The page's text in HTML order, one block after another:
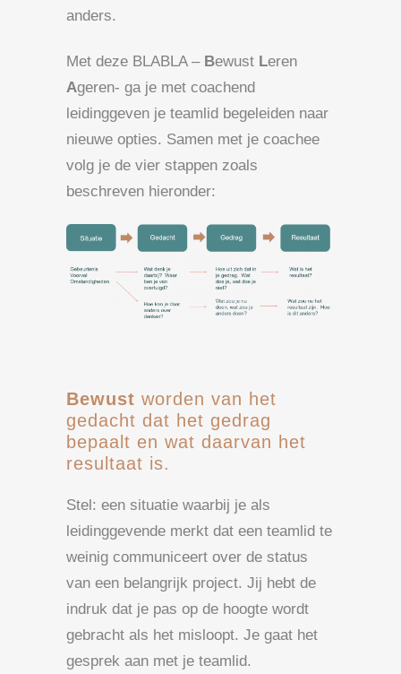
anders.
Met deze BLABLA – Bewust Leren
Ageren- ga je met coachend
leidinggeven je teamlid begeleiden naar
nieuwe opties. Samen met je coachee
volg je de vier stappen zoals
beschreven hieronder:
Bewust worden van het
gedacht dat het gedrag
bepaalt en wat daarvan het
resultaat is.
Stel: een situatie waarbij je als
leidinggevende merkt dat een teamlid te
weinig communiceert over de status
van een belangrijk project. Jij hebt de
indruk dat je pas op de hoogte wordt
gebracht als het misloopt. Je gaat het
gesprek aan met je teamlid.